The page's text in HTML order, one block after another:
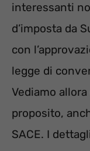
interessanti
d’imposta da
con
legge di
Vediamo
proposito,
SACE. I